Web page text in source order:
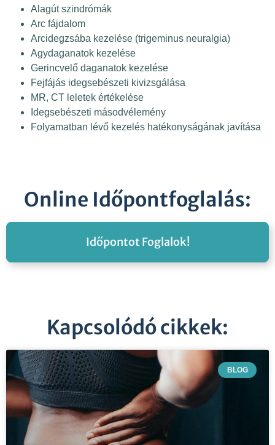
Alagút szindrómák
Arc fájdalom
Arcidegzsába kezelése (trigeminus neuralgia)
Agydaganatok kezelése
Gerincvelő daganatok kezelése
Fejfájás idegsebészeti kivizsgálása
MR, CT leletek értékelése
Idegsebészeti másodvélemény
Folyamatban lévő kezelés hatékonyságának javítása
Online Időpontfoglalás:
Időpontot Foglalok!
Kapcsolódó cikkek:
BLOG